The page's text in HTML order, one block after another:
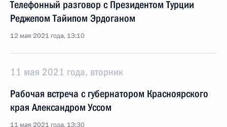
Телефонный разговор с Президентом Турции
Реджепом Тайипом Эрдоганом
12 мая 2021 года, 13:10
11 мая 2021 года, вторник
Рабочая встреча с губернатором Красноярского
края Александром Уссом
11 мая 2021 года, 13:30